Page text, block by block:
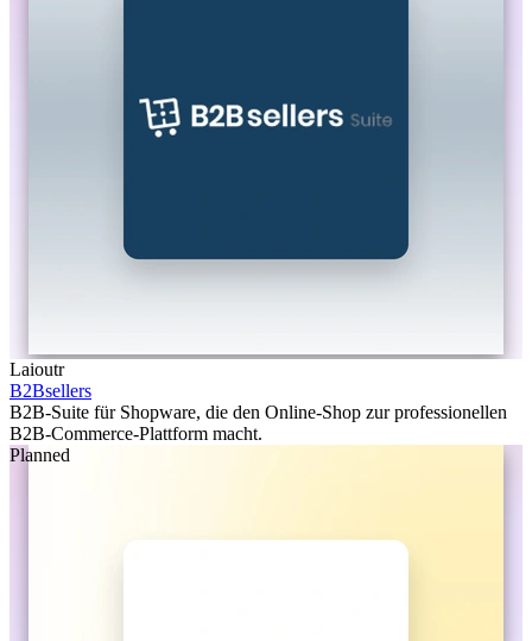
Laioutr
B2Bsellers
B2B-Suite für Shopware, die den Online-Shop zur professionellen
B2B-Commerce-Plattform macht.
Planned